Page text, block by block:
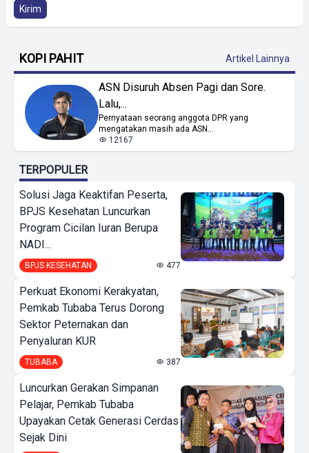
Kirim
KOPI PAHIT Artikel Lainnya
ASN Disuruh Absen Pagi dan Sore.
Lalu,...
Pernyataan seorang anggota DPR yang
mengatakan masih ada ASN...
12167
TERPOPULER
Solusi Jaga Keaktifan Peserta,
BPJS Kesehatan Luncurkan
Program Cicilan Iuran Berupa
NADI...
BPJS KESEHATAN 477
Perkuat Ekonomi Kerakyatan,
Pemkab Tubaba Terus Dorong
Sektor Peternakan dan
Penyaluran KUR
TUBABA 387
Luncurkan Gerakan Simpanan
Pelajar, Pemkab Tubaba
Upayakan Cetak Generasi Cerdas
Sejak Dini